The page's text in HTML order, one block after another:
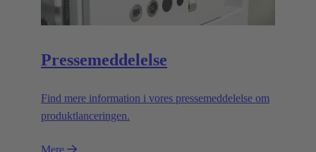
Pressemeddelelse
Find mere information i vores pressemeddelelse om
produktlanceringen.
Mere